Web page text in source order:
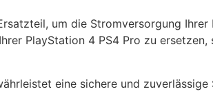
um die Stromversorgung Ihrer
PlayStation 4 PS4 Pro zu ersetzen,
eine sichere und zuverlässige